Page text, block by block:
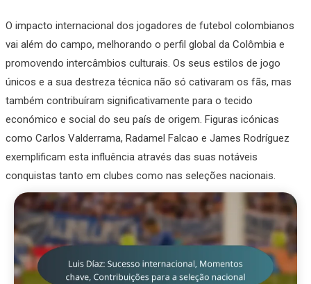
O impacto internacional dos jogadores de futebol colombianos
vai além do campo, melhorando o perfil global da Colômbia e
promovendo intercâmbios culturais. Os seus estilos de jogo
únicos e a sua destreza técnica não só cativaram os fãs, mas
também contribuíram significativamente para o tecido
económico e social do seu país de origem. Figuras icónicas
como Carlos Valderrama, Radamel Falcao e James Rodríguez
exemplificam esta influência através das suas notáveis
conquistas tanto em clubes como nas seleções nacionais.